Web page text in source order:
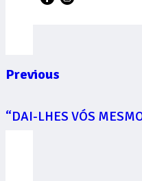
Previous
“DAI-LHES VÓS